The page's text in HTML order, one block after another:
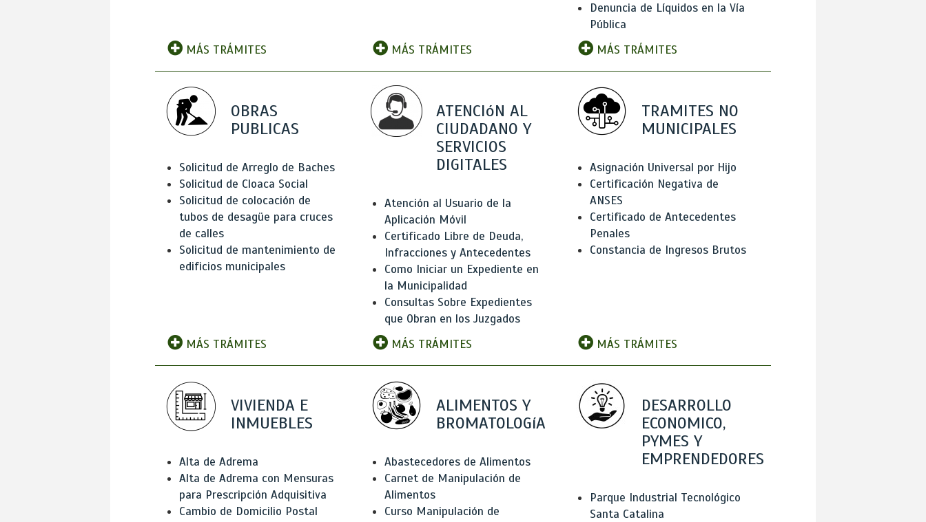
MÁS TRÁMITES MÁS TRÁMITES
Denuncia de Líquidos en la Vía
Pública
MÁS TRÁMITES
OBRAS
PUBLICAS
Solicitud de Arreglo de Baches
Solicitud de Cloaca Social
Solicitud de colocación de
tubos de desagüe para cruces
de calles
Solicitud de mantenimiento de
edificios municipales
MÁS TRÁMITES
ATENCIóN AL
CIUDADANO Y
SERVICIOS
DIGITALES
Atención al Usuario de la
Aplicación Móvil
Certificado Libre de Deuda,
Infracciones y Antecedentes
Como Iniciar un Expediente en
la Municipalidad
Consultas Sobre Expedientes
que Obran en los Juzgados
MÁS TRÁMITES
TRAMITES NO
MUNICIPALES
Asignación Universal por Hijo
Certificación Negativa de
ANSES
Certificado de Antecedentes
Penales
Constancia de Ingresos Brutos
MÁS TRÁMITES
VIVIENDA E
INMUEBLES
Alta de Adrema
Alta de Adrema con Mensuras
para Prescripción Adquisitiva
Cambio de Domicilio Postal
ALIMENTOS Y
BROMATOLOGíA
Abastecedores de Alimentos
Carnet de Manipulación de
Alimentos
Curso Manipulación de
DESARROLLO
ECONOMICO,
PYMES Y
EMPRENDEDORES
Parque Industrial Tecnológico
Santa Catalina